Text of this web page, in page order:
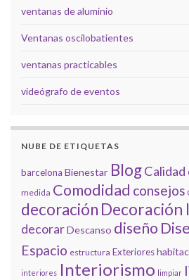
ventanas de aluminio
Ventanas oscilobatientes
ventanas practicables
videógrafo de eventos
NUBE DE ETIQUETAS
barcelona Bienestar BlogCalidad
medida Comodidad consejos
decoración Decoración
decorarDescanso diseño
Espacio estructura Exteriores
interiores Interiorismo limpiar